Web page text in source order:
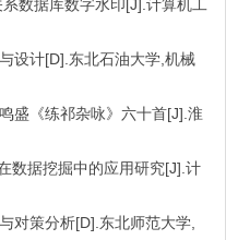
数据库数字水印[J].计算机工
设计[D].东北石油大学,机械
盛《练祁杂咏》六十首[J].淮
数据挖掘中的应用研究[J].计
对策分析[D].东北师范大学,